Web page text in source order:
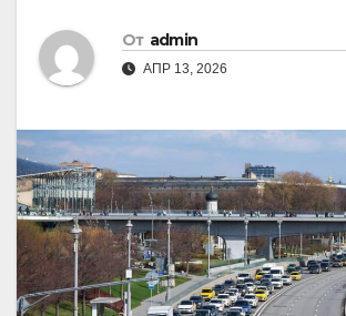
От admin
АПР 13, 2026